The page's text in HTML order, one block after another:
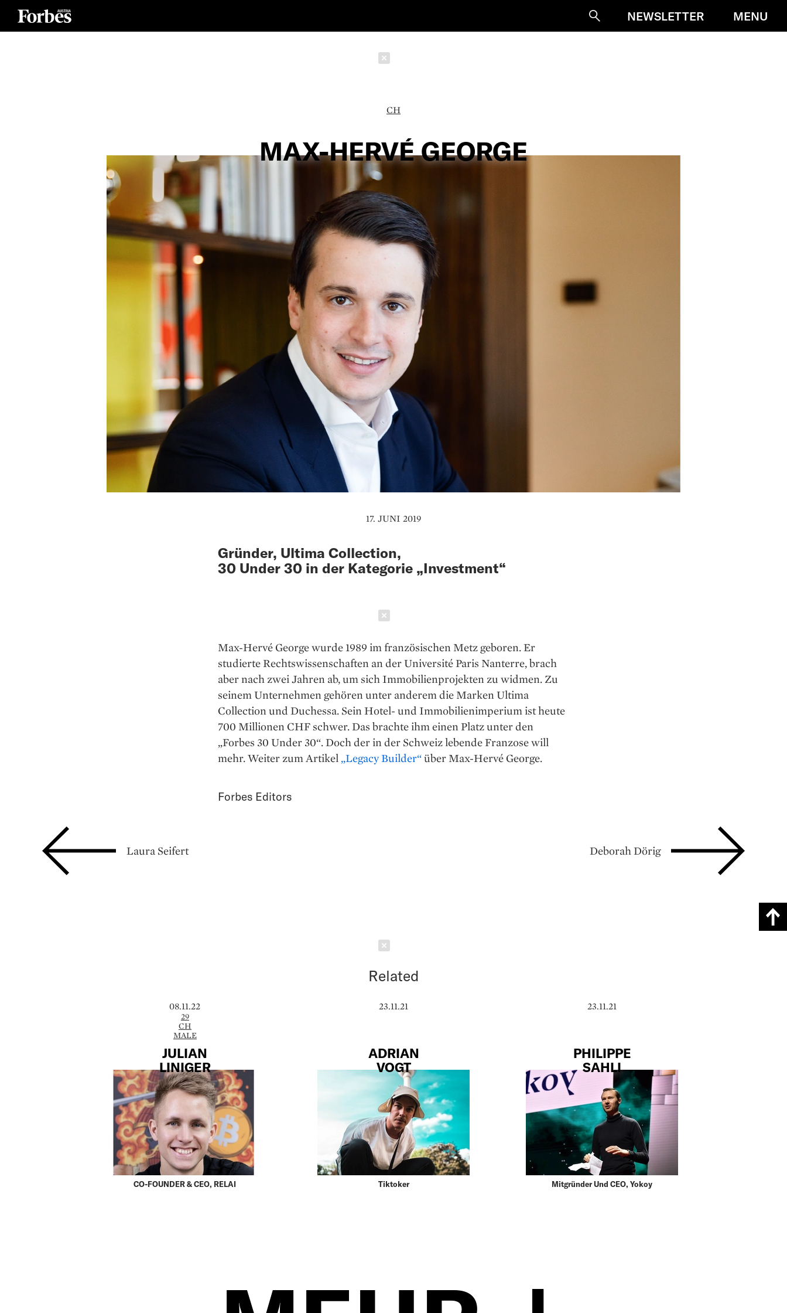
SucheNEWSLETTER MENU
CH
MAX-HERVÉ GEORGE
17. JUNI 2019
Gründer, Ultima Collection,
30 Under 30 in der Kategorie „Investment“
Max-Hervé George wurde 1989 im französischen Metz geboren. Er
studierte Rechtswissenschaften an der Université Paris Nanterre, brach
aber nach zwei Jahren ab, um sich Immobilienprojekten zu widmen. Zu
seinem Unternehmen gehören unter anderem die Marken Ultima
Collection und Duchessa. Sein Hotel- und Immobilienimperium ist heute
700 Millionen CHF schwer. Das brachte ihm einen Platz unter den
„Forbes 30 Under 30“. Doch der in der Schweiz lebende Franzose will
mehr. Weiter zum Artikel „Legacy Builder“über Max-Hervé George.
Forbes Editors
Laura Seifert Deborah Dörig
Related
08.11.22
29
CH
MALE
JULIAN
LINIGER
CO-FOUNDER & CEO, RELAI
23.11.21
ADRIAN
VOGT
Tiktoker
23.11.21
PHILIPPE
SAHLI
Mitgründer Und CEO, Yokoy